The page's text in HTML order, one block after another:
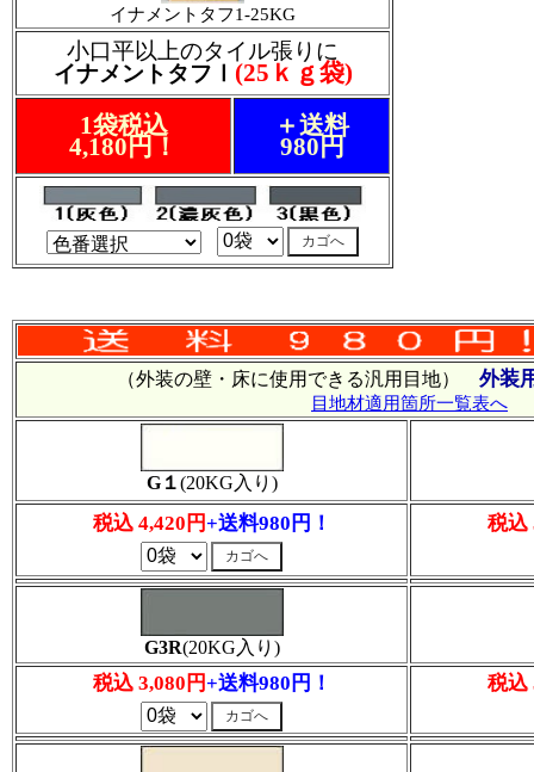
（外装の壁・床に使用できる汎用目地） 外装
目地材適用箇所一覧表へ
G１(20KG入り)
税込 4,420円+送料980円！ 税込
G3R(20KG入り)
税込 3,080円+送料980円！ 税込
イナメントタフ1-25KG
小口平以上のタイル張りに
イナメントタフⅠ (25ｋｇ袋)
1袋税込
4,180円！
＋送料
980円